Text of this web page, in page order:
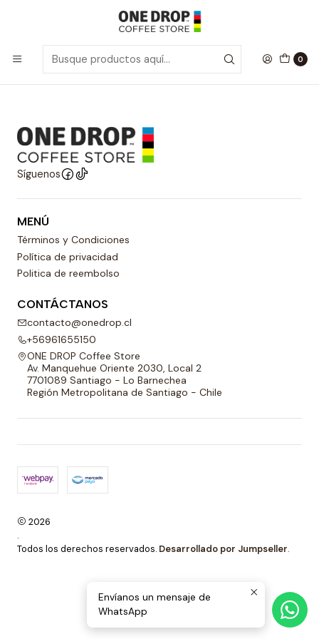
0
Solubles Chocolates
Chocolates
Síguenos
MENÚ
Términos y Condiciones
Política de privacidad
Politica de reembolso
CONTÁCTANOS
contacto@onedrop.cl
+56961655150
ONE DROP Coffee Store
Av. Manquehue Oriente 2030, Local 2
7701089 Santiago - Lo Barnechea
Región Metropolitana de Santiago - Chile
2026
.
Todos los derechos reservados. Desarrollado por Jumpseller.
Envíanos un mensaje de
WhatsApp